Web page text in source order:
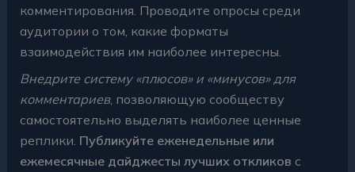
комментирования. Проводите опросы среди
аудитории о том, какие форматы
взаимодействия им наиболее интересны.
Внедрите систему «плюсов» и «минусов» для
комментариев, позволяющую сообществу
самостоятельно выделять наиболее ценные
реплики. Публикуйте еженедельные или
ежемесячные дайджесты лучших откликов с